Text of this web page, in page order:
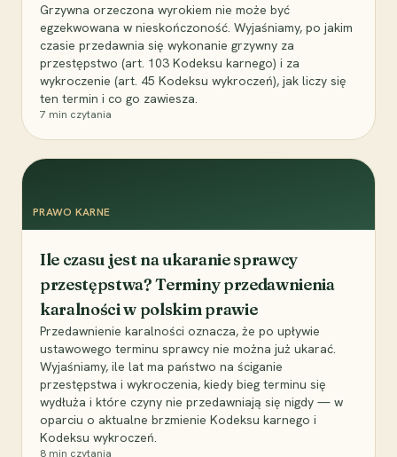
Grzywna orzeczona wyrokiem nie może być
egzekwowana w nieskończoność. Wyjaśniamy, po jakim
czasie przedawnia się wykonanie grzywny za
przestępstwo (art. 103 Kodeksu karnego) i za
wykroczenie (art. 45 Kodeksu wykroczeń), jak liczy się
ten termin i co go zawiesza.
7 min czytania
PRAWO KARNE
Ile czasu jest na ukaranie sprawcy
przestępstwa? Terminy przedawnienia
karalności w polskim prawie
Przedawnienie karalności oznacza, że po upływie
ustawowego terminu sprawcy nie można już ukarać.
Wyjaśniamy, ile lat ma państwo na ściganie
przestępstwa i wykroczenia, kiedy bieg terminu się
wydłuża i które czyny nie przedawniają się nigdy — w
oparciu o aktualne brzmienie Kodeksu karnego i
Kodeksu wykroczeń.
8 min czytania